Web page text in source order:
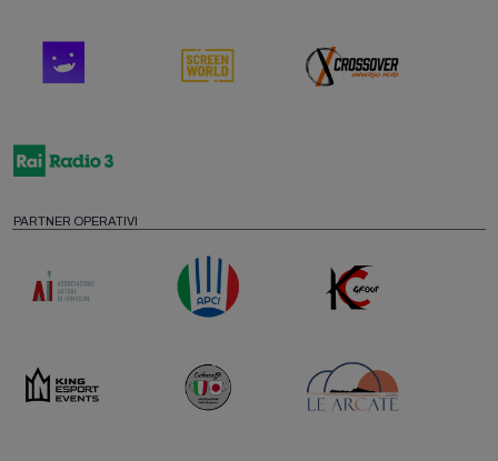
PARTNER OPERATIVI